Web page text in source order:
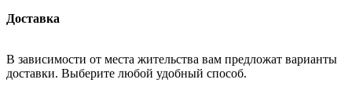
Доставка
В зависимости от места жительства вам предложат варианты
доставки. Выберите любой удобный способ.